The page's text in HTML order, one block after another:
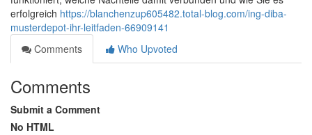
erfolgreich https://blanchenzup605482.total-blog.com/ing-diba-
musterdepot-ihr-leitfaden-66909141
Comments
Who Upvoted
Comments
Submit a Comment
No HTML